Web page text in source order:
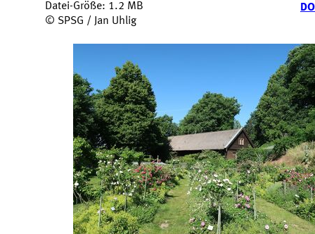
Datei-Größe: 1.2 MB
© SPSG / Jan Uhlig